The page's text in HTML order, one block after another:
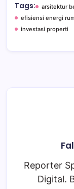
Tags: arsitektur
efisiensi energi
investasi properti
Reporter
Digital.